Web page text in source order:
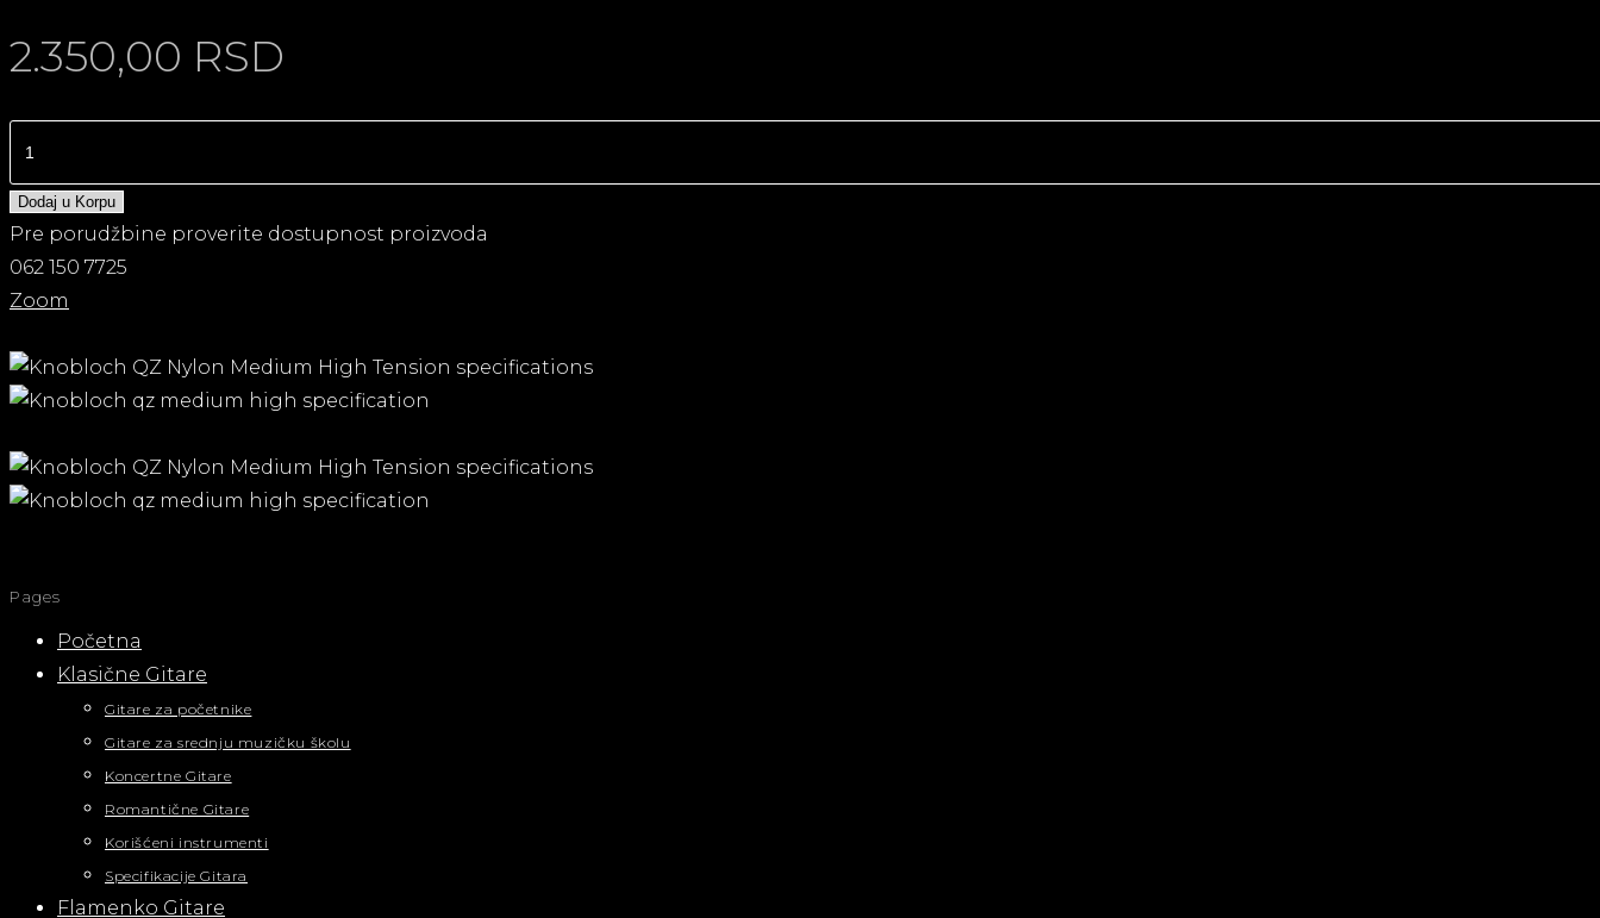
2.350,00 RSD
Dodaj u Korpu
Pre porudžbine proverite dostupnost proizvoda
062 150 7725
Zoom
Pages
Početna
Klasične Gitare
Gitare za početnike
Gitare za srednju muzičku školu
Koncertne Gitare
Romantične Gitare
Korišćeni instrumenti
Specifikacije Gitara
Flamenko Gitare